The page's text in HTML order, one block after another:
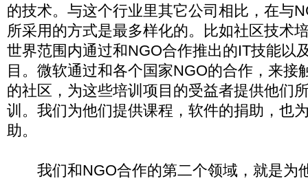
的技术。与这个行业里其它公司相比，在与
所采用的方式是最多样化的。比如社区技术
世界范围内通过和NGO合作推出的IT技能以
目。微软通过和各个国家NGO的合作，来接
的社区，为这些培训项目的受益者提供他们
训。我们为他们提供课程，软件的捐助，也
助。
我们和NGO合作的第二个领域，就是为